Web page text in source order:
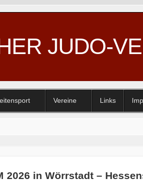
JUDO-
Vereine Links
2026 in Wörrstadt –